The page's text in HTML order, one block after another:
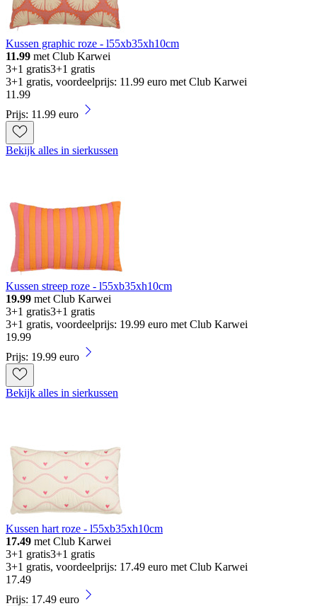
Kussen graphic roze - l55xb35xh10cm
11.99 met Club Karwei
3+1 gratis3+1 gratis
3+1 gratis, voordeelprijs: 11.99 euro met Club Karwei
11 .99
Prijs: 11.99 euro
Bekijk alles in sierkussen
Kussen streep roze - l55xb35xh10cm
19.99 met Club Karwei
3+1 gratis3+1 gratis
3+1 gratis, voordeelprijs: 19.99 euro met Club Karwei
19.99
Prijs: 19.99 euro
Bekijk alles in sierkussen
Kussen hart roze - l55xb35xh10cm
17.49 met Club Karwei
3+1 gratis3+1 gratis
3+1 gratis, voordeelprijs: 17.49 euro met Club Karwei
17.49
Prijs: 17.49 euro